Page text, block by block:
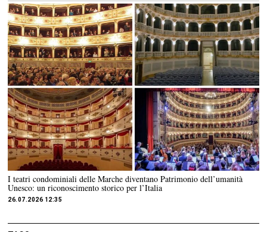
I teatri condominiali delle Marche diventano Patrimonio dell’umanità
Unesco: un riconoscimento storico per l’Italia
26.07.2026 12:35